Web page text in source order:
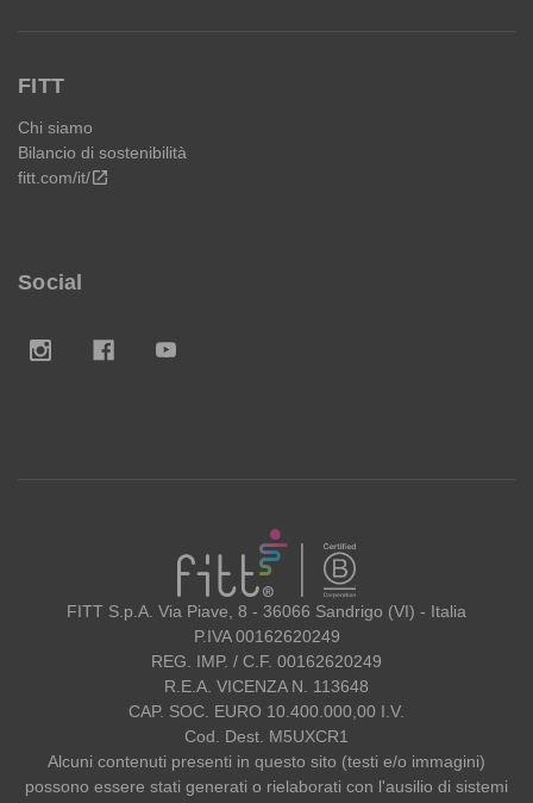
FITT
Chi siamo
Bilancio di sostenibilità
fitt.com/it/open_in_new
Social
FITT
FITT S.p.A. Via Piave, 8 - 36066 Sandrigo (VI) - Italia
P.IVA 00162620249
REG. IMP. / C.F. 00162620249
R.E.A. VICENZA N. 113648
CAP. SOC. EURO 10.400.000,00 I.V.
Cod. Dest. M5UXCR1
Alcuni contenuti presenti in questo sito (testi e/o immagini)
possono essere stati generati o rielaborati con l'ausilio di sistemi